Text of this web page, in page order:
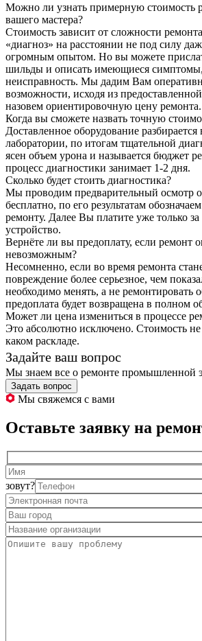
Можно ли узнать примерную стоимость
вашего мастера?
Стоимость зависит от сложности
«диагноз» на расстоянии не под силу
огромным опытом. Но вы можете
шильды и описать имеющиеся
неисправность. Мы дадим Вам
возможности, исходя из
назовем ориентировочную цену ремонта.
Когда вы сможете назвать точную
Доставленное оборудование
лаборатории, по итогам тщательной
ясен объем урона и называется бюджет
процесс диагностики занимает 1-2 дня.
Сколько будет стоить диагностика?
Мы проводим предварительный осмотр
бесплатно, по его результатам
ремонту. Далее Вы платите уже только за
устройство.
Вернёте ли вы предоплату, если ремонт
невозможным?
Несомненно, если во время ремонта
повреждение более серьезное, чем
необходимо менять, а не ремонтировать
предоплата будет возвращена в полном
Может ли цена измениться в процессе
Это абсолютно исключено. Стоимость
каком раскладе.
Задайте ваш вопрос
Мы знаем все о ремонте промышленной
Задать вопрос
Мы свяжемся с вами
Оставьте заявку на
зовут?